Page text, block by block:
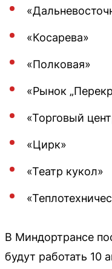
«Косарева»
«Полковая»
«Рынок
«Торговый
«Цирк»
«Театр кукол»
В Миндортрансе
будут работать 10